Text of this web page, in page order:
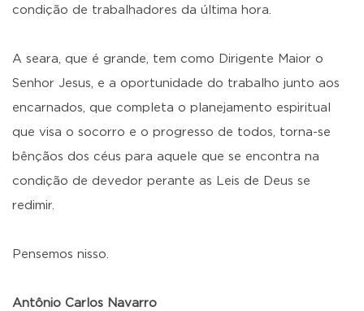
condição de trabalhadores da última hora.
A seara, que é grande, tem como Dirigente Maior o
Senhor Jesus, e a oportunidade do trabalho junto aos
encarnados, que completa o planejamento espiritual
que visa o socorro e o progresso de todos, torna-se
bênçãos dos céus para aquele que se encontra na
condição de devedor perante as Leis de Deus se
redimir.
Pensemos nisso.
Antônio Carlos Navarro